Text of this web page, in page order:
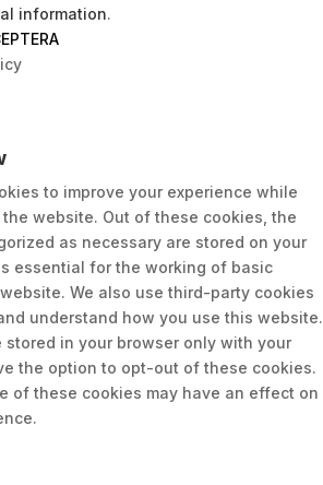
information.
to improve your experience while
website. Out of these cookies, the
as necessary are stored on your
essential for the working of basic
We also use third-party cookies
understand how you use this website.
in your browser only with your
the option to opt-out of these cookies.
of these cookies may have an effect on